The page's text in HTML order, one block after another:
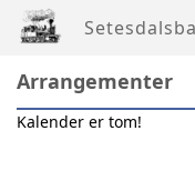
Arrangementer
Kalender er tom!